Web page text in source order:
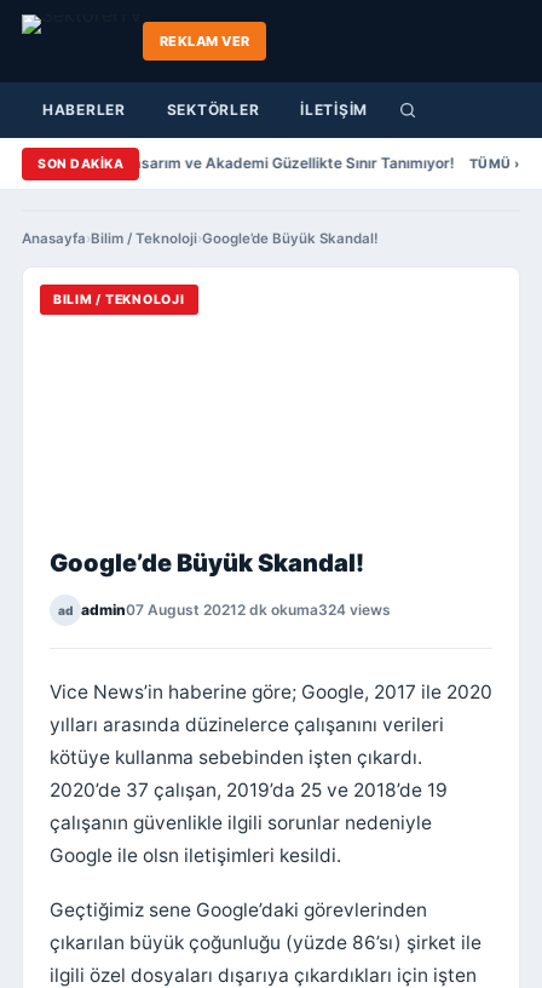
REKLAM VER
HABERLER SEKTÖRLER İLETİŞİM
SON DAKİKA
Yazıcıer Saç Tasarım ve Akademi Güzellikte Sınır Tanımıyor! Şenol
TÜMÜ ›
Anasayfa›Bilim / Teknoloji›Google’de Büyük Skandal!
BILIM / TEKNOLOJI
Google’de Büyük Skandal!
ad admin07 August 20212 dk okuma324 views
Vice News’in haberine göre; Google, 2017 ile 2020
yılları arasında düzinelerce çalışanını verileri
kötüye kullanma sebebinden işten çıkardı.
2020’de 37 çalışan, 2019’da 25 ve 2018’de 19
çalışanın güvenlikle ilgili sorunlar nedeniyle
Google ile olsn iletişimleri kesildi.
Geçtiğimiz sene Google’daki görevlerinden
çıkarılan büyük çoğunluğu (yüzde 86’sı) şirket ile
ilgili özel dosyaları dışarıya çıkardıkları için işten